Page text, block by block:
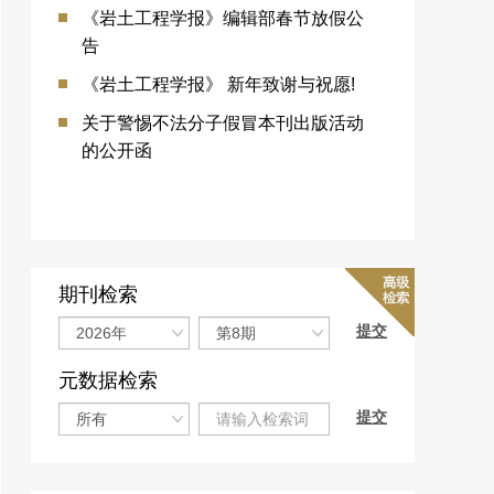
《岩土工程学报》编辑部春节放假公
告
《岩土工程学报》 新年致谢与祝愿!
关于警惕不法分子假冒本刊出版活动
的公开函
期刊检索
元数据检索